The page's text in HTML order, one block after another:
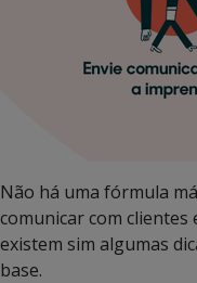
Não há uma fórmula
comunicar com
existem sim algumas
base.